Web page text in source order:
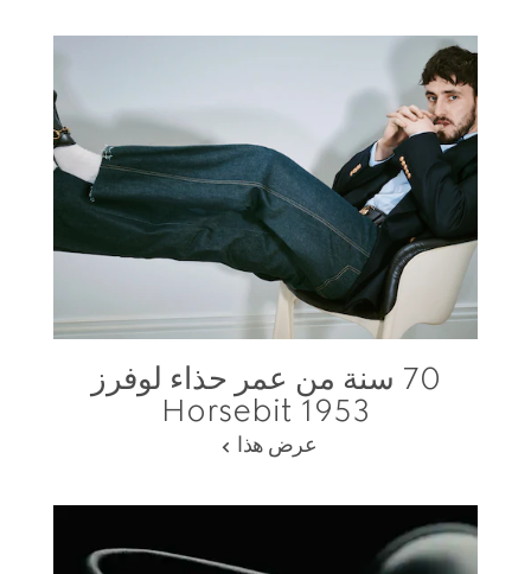
70 سنة من عمر حذاء لوفرز
Horsebit 1953
عرض هذا